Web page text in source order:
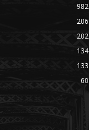
982
206
202
134
133
60